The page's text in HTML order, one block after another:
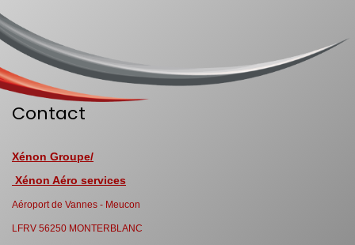
Contact
Xénon Groupe/
Xénon Aéro services
Aéroport de Vannes - Meucon
LFRV 56250 MONTERBLANC